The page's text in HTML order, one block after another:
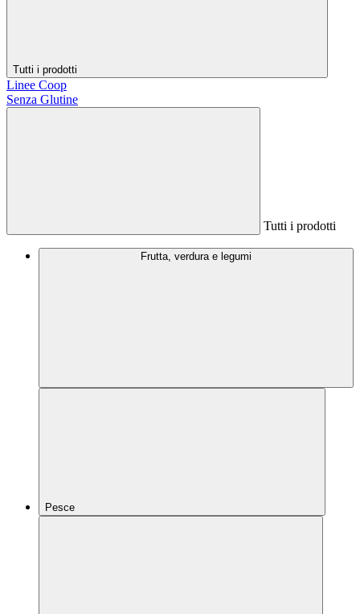
Tutti i prodotti
Linee Coop
Senza Glutine
Tutti i prodotti
Frutta, verdura e legumi
Pesce